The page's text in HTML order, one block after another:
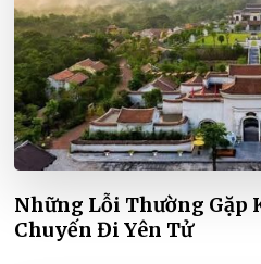
Những Lỗi Thường Gặp
Chuyến Đi Yên Tử